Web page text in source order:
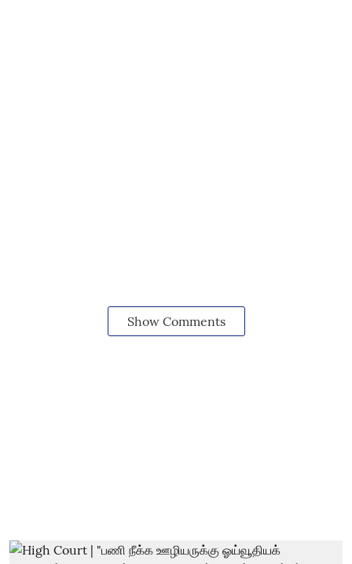
Show Comments